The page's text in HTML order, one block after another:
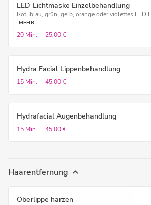
LED Lichtmaske Einzelbehandlung
Rot, blau, grün, gelb, orange oder violettes LED
MEHR
20 Min. 25,00 €
Hydra Facial Lippenbehandlung
15 Min. 45,00 €
Hydrafacial Augenbehandlung
15 Min. 45,00 €
Haarentfernung
Oberlippe harzen